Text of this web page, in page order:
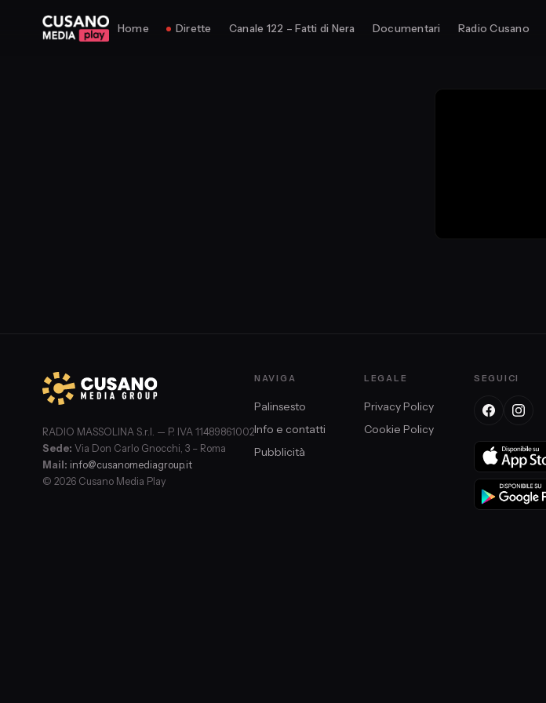
Home Dirette Canale 122 – Fatti di Nera Documentari Radio Cusano
RADIO MASSOLINA S.r.l. — P. IVA 11489861002
Sede: Via Don Carlo Gnocchi, 3 – Roma
Mail: info@cusanomediagroup.it
© 2026 Cusano Media Play
NAVIGA
Palinsesto
Info e contatti
Pubblicità
LEGALE
Privacy Policy
Cookie Policy
SEGUICI